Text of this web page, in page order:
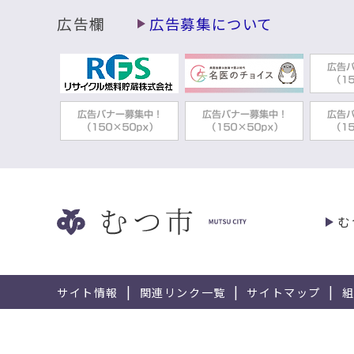
広告欄 広告募集について
サイト情報 関連リンク一覧 サイトマップ